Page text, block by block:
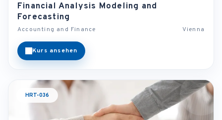
Financial Analysis Modeling and
Forecasting
Accounting and Finance Vienna
Kurs ansehen
HRT-036